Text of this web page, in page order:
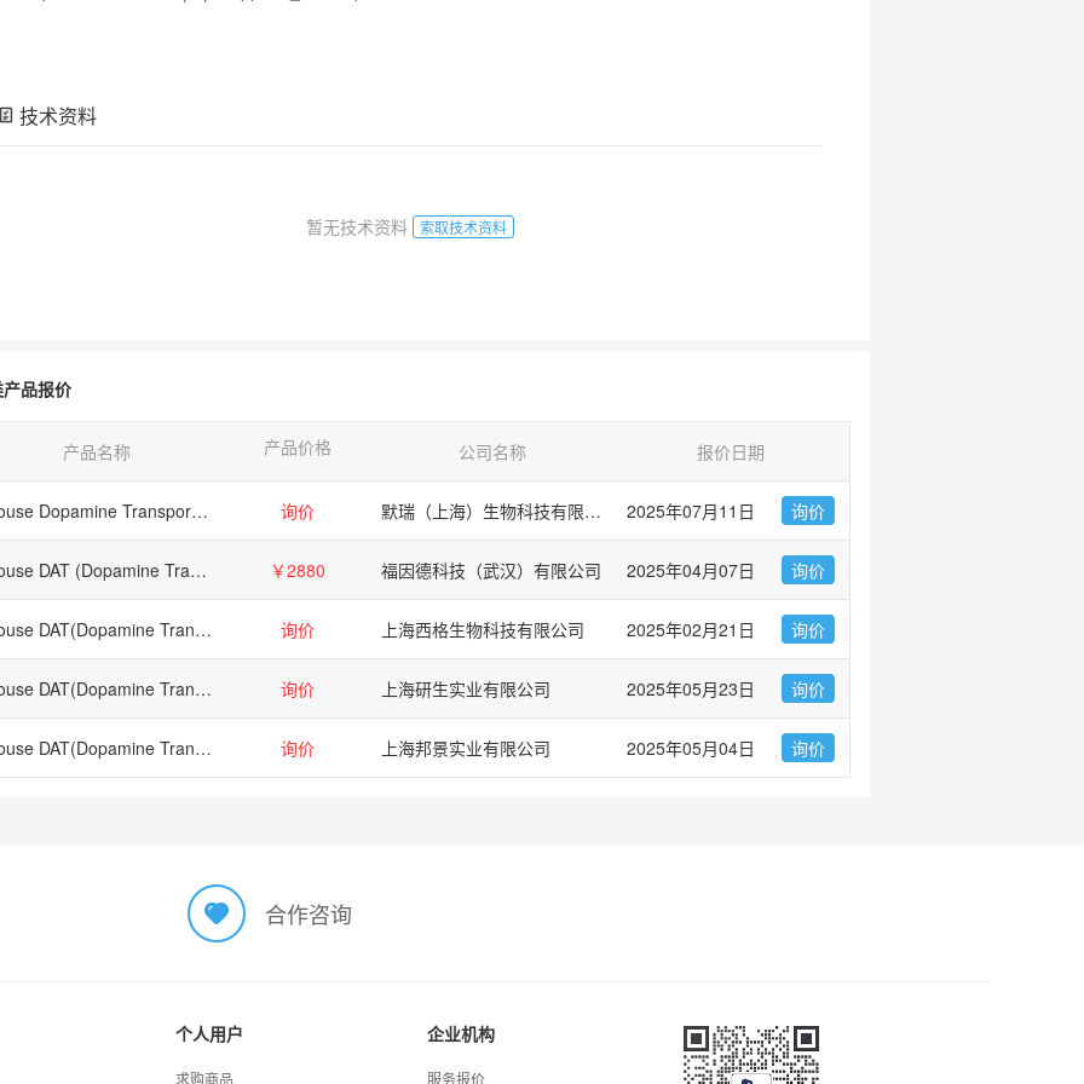
技术资料
暂无技术资料 索取技术资料
品报价
产品名称 产品价格 公司名称 报价日期
Mouse Dopamine Transporter (DAT) ELISA Kit 询价 默瑞（上海）生物科技有限公司 2025年07月11日 询价
Mouse DAT (Dopamine Transporter) ELISA Kit ￥2880 福因德科技（武汉）有限公司 2025年04月07日 询价
Mouse DAT(Dopamine Transporter) ELISA Kit 询价 上海西格生物科技有限公司 2025年02月21日 询价
Mouse DAT(Dopamine Transporter) ELISA Kit 询价 上海研生实业有限公司 2025年05月23日 询价
Mouse DAT(Dopamine Transporter) ELISA Kit 询价 上海邦景实业有限公司 2025年05月04日 询价
合作咨询
个人用户
求购商品
企业机构
服务报价